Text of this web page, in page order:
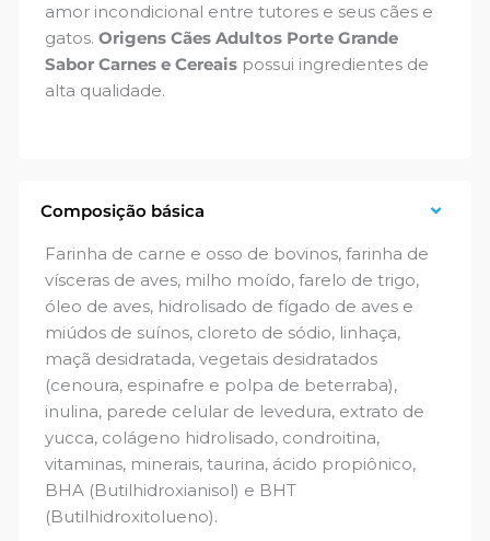
amor incondicional entre tutores e seus cães e
gatos. Origens Cães Adultos Porte Grande
Sabor Carnes e Cereais possui ingredientes de
alta qualidade.
Composição básica
Farinha de carne e osso de bovinos, farinha de
vísceras de aves, milho moído, farelo de trigo,
óleo de aves, hidrolisado de fígado de aves e
miúdos de suínos, cloreto de sódio, linhaça,
maçã desidratada, vegetais desidratados
(cenoura, espinafre e polpa de beterraba),
inulina, parede celular de levedura, extrato de
yucca, colágeno hidrolisado, condroitina,
vitaminas, minerais, taurina, ácido propiônico,
BHA (Butilhidroxianisol) e BHT
(Butilhidroxitolueno).